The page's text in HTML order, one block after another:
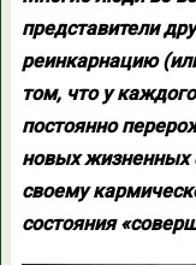
представители
реинкарнацию
том, что у
постоянно
новых жизненных
своему
состояния